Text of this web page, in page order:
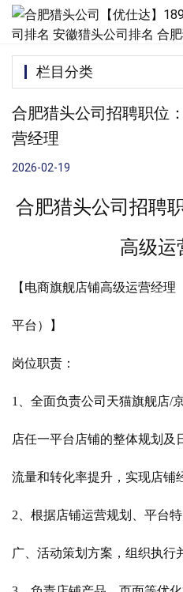
合肥猎头公司招聘职位
营经理
2026-02-19
合肥猎头公司招聘
高级运
【电商旗舰店铺高级运营经
平台）】
岗位职责：
1、全面负责公司天猫旗舰店/
店任一平台店铺的整体规划及
流量和转化率提升，实现店铺
2、根据店铺运营规划、平台
广、活动策划方案，组织执行
栏目分类